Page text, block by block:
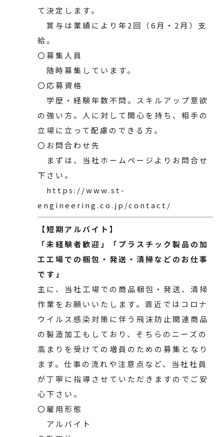
て決定します。
賞与は業績により年2回（6月・2月）支
給。
〇募集人員
随時募集しています。
〇応募資格
学歴・経験年数不問。スキルアップ意欲
の強い方。人に対して関心を持ち、相手の
立場に立って配慮のできる方。
〇お問合わせ先
まずは、当社ホームページよりお問合せ
下さい。
https://www.st-
engineering.co.jp/contact/
【短期アルバイト】
「未経験者歓迎」「プラスチック製品の加
工工場での梱包・発送・清掃などのお仕事
です」
主に、当社工場での商品梱包・発送、清掃
作業をお願いいたします。直近ではコロナ
ウイルス感染対策に伴う飛沫防止関連商品
の製造加工もしており、そちらのニーズの
高まりを受けての増員のための募集となり
ます。仕事の流れや注意点など、当社社員
が丁寧に指導させていただきますのでご安
心下さい。
〇雇用形態
アルバイト